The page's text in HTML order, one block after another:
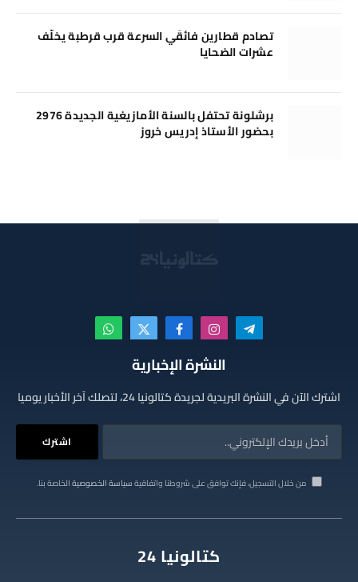
تصادم قطارين فائقَي السرعة قرب قرطبة يخلّف
عشرات الضحايا
برشلونة تحتفل بالسنة الأمازيغية الجديدة 2976
بحضور الأستاذ إدريس خروز
تيلقرام الانستغرامفيسبوكX
(Twitter)
واتساب
النشرة الإخبارية
اشترك الآن في النشرة البريدية لجريدة كتالونيا 24، لتصلك آخر الأخبار يوميا
من خلال التسجيل، فإنك توافق على شروطنا واتفاقيةسياسة الخصوصيةالخاصة بنا.
كتالونيا 24